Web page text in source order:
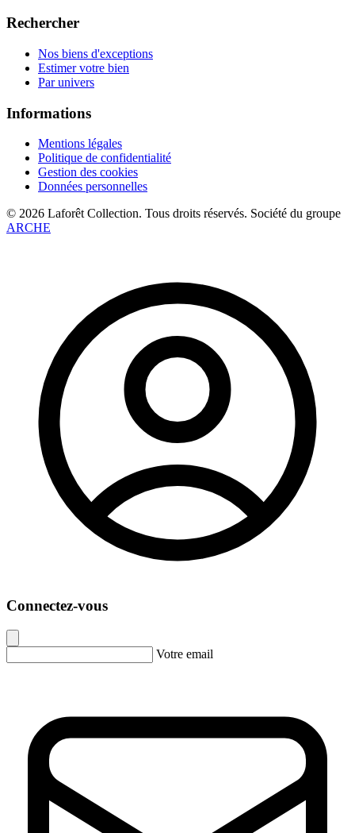
Rechercher
Nos biens d'exceptions
Estimer votre bien
Par univers
Informations
Mentions légales
Politique de confidentialité
Gestion des cookies
Données personnelles
©️ 2026 Laforêt Collection. Tous droits réservés. Société du groupe
ARCHE
Connectez-vous
Votre email